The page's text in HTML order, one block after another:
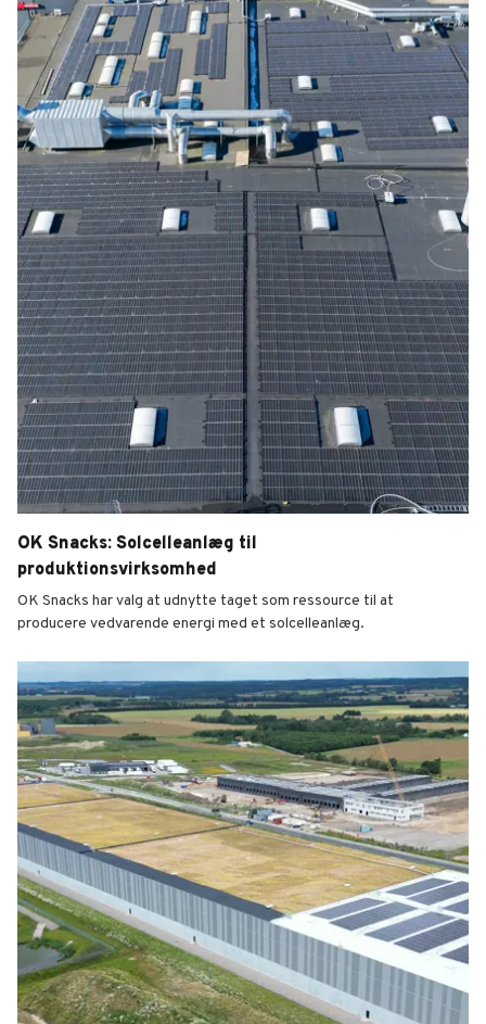
OK Snacks: Solcelleanlæg til
produktionsvirksomhed
OK Snacks har valg at udnytte taget som ressource til at
producere vedvarende energi med et solcelleanlæg.
OK Snacks: Solcelleanlæg til produktionsvirksomhed